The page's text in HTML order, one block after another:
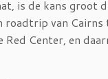
is de kans
roadtrip van
Red Center, en